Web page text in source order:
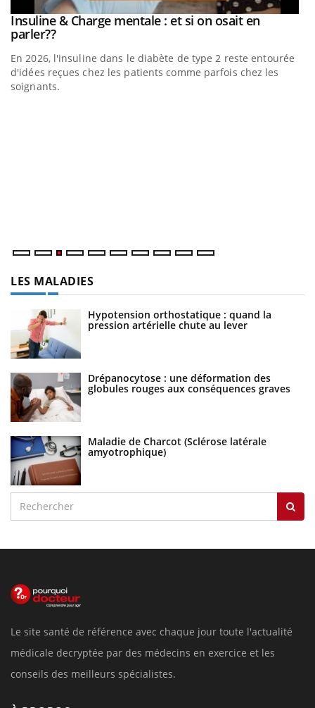
Youtube
Insuline & Charge mentale : et si on osait en
parler??Youtube
En 2026, l'insuline dans le diabète de type 2 reste entourée
d'idées reçues chez les patients comme parfois chez les
soignants.
LES MALADIES
Hypotension orthostatique : quand la
pression artérielle chute au lever
Drépanocytose : une déformation des
globules rouges aux conséquences graves
Maladie de Charcot (Sclérose latérale
amyotrophique)
Le site santé de référence avec chaque jour toute l'actualité
médicale decryptée par des médecins en exercice et les
conseils des meilleurs spécialistes.